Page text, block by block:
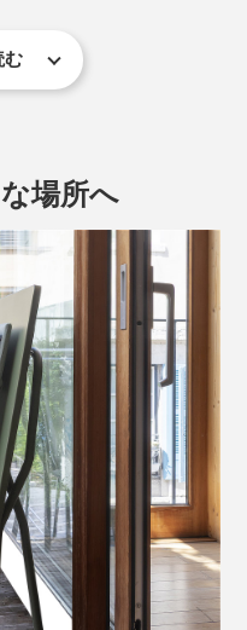
の高機能ファブリック
実現。
素のひとつです。
む
場所へ